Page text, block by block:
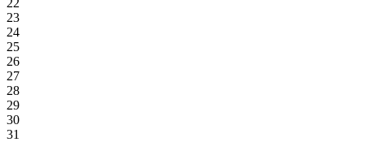
22
23
24
25
26
27
28
29
30
31